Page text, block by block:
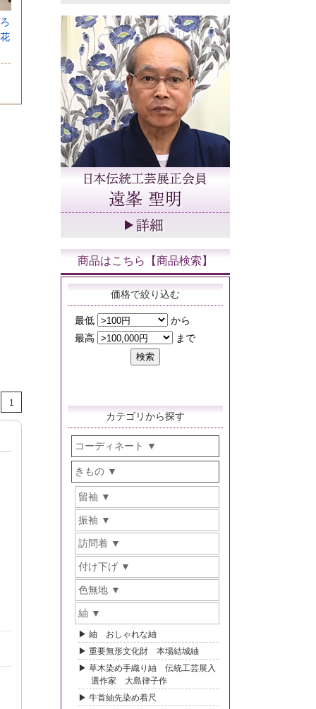
1
商品はこちら【商品検索】
価格で絞り込む
カテゴリから探す
コーディネート
きもの
留袖
振袖
訪問着
付け下げ
色無地
紬
紬 おしゃれな紬
重要無形文化財 本場結城紬
草木染め手織り紬 伝統工芸展入
選作家 大島律子作
牛首紬先染め着尺